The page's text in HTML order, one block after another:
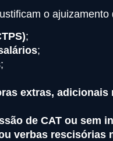
o ajuizamento
;
;
;
extras,
de CAT ou sem
verbas rescisórias